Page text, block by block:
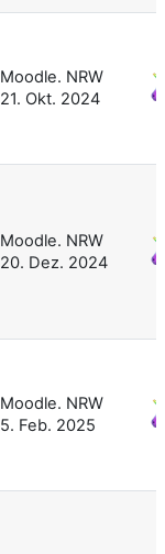
Moodle. NRW
21. Okt. 2024
Moodle. NRW
20. Dez. 2024
Moodle. NRW
5. Feb. 2025